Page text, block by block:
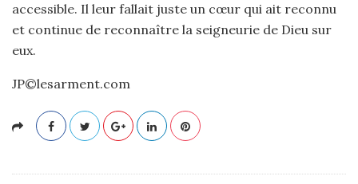
accessible. Il leur fallait juste un cœur qui ait reconnu
et continue de reconnaître la seigneurie de Dieu sur
eux.
JP©lesarment.com